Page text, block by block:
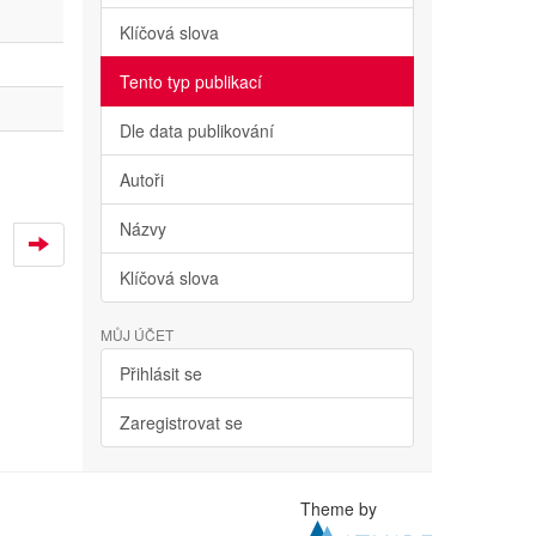
Klíčová slova
Tento typ publikací
Dle data publikování
Autoři
Názvy
Klíčová slova
MŮJ ÚČET
Přihlásit se
Zaregistrovat se
Theme by